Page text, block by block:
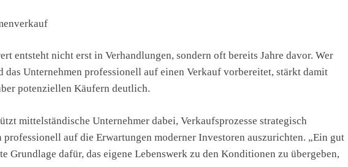
entsteht nicht erst in Verhandlungen, sondern oft bereits Jahre davor. Wer
Unternehmen professionell auf einen Verkauf vorbereitet, stärkt damit
potenziellen Käufern deutlich.
mittelständische Unternehmer dabei, Verkaufsprozesse strategisch
auf die Erwartungen moderner Investoren auszurichten. „Ein gut
Grundlage dafür, das eigene Lebenswerk zu den Konditionen zu übergeben,